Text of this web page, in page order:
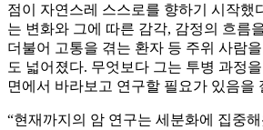
점이 자연스레 스스로를 향하기 시작했
는 변화와 그에 따른 감각, 감정의 흐름
더불어 고통을 겪는 환자 등 주위 사람
도 넓어졌다. 무엇보다 그는 투병 과정
면에서 바라보고 연구할 필요가 있음을
“현재까지의 암 연구는 세분화에 집중